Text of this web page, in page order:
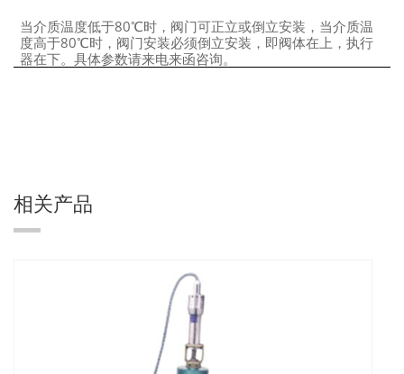
当介质温度低于80℃时，阀门可正立或倒立安装，当介质温
度高于80℃时，阀门安装必须倒立安装，即阀体在上，执行
器在下。具体参数请来电来函咨询。
相关产品